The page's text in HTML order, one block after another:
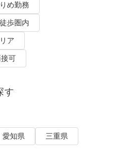
め勤務
歩圏内
ア
可
す
愛知県 三重県